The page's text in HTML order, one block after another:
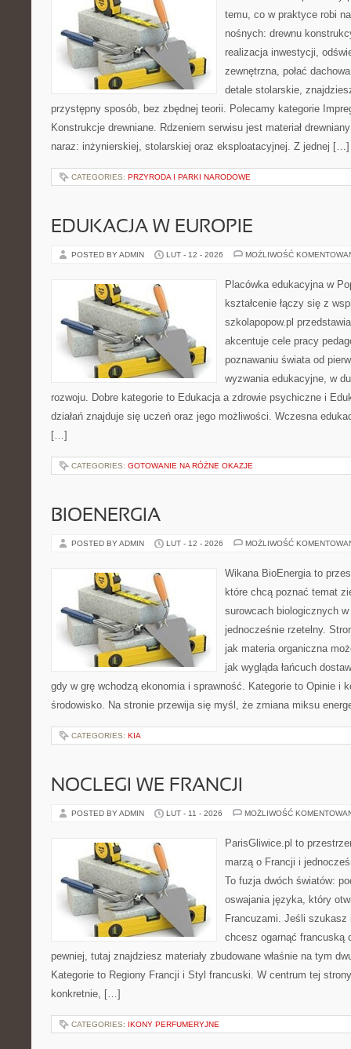
temu, co w praktyce robi
nośnych: drewnu
realizacja inwestycji,
zewnętrzna, połać
detale stolarskie,
przystępny sposób, bez zbędnej teorii. Polecamy kategorie
Konstrukcje drewniane. Rdzeniem serwisu jest materiał
naraz: inżynierskiej, stolarskiej oraz eksploatacyjnej. Z jednej […]
CATEGORIES: PRZYRODA I PARKI NARODOWE
EDUKACJA W EUROPIE
POSTED BY ADMIN LUT - 12 - 2026 MOŻLIWOŚĆ
Placówka edukacyjna w
kształcenie łączy się z
szkolapopow.pl
akcentuje cele pracy
poznawaniu świata od
wyzwania edukacyjne, w
rozwoju. Dobre kategorie to Edukacja a zdrowie psychiczne i
działań znajduje się uczeń oraz jego możliwości. Wczesna
[…]
CATEGORIES: GOTOWANIE NA RÓŻNE OKAZJE
BIOENERGIA
POSTED BY ADMIN LUT - 12 - 2026 MOŻLIWOŚĆ
Wikana BioEnergia to
które chcą poznać temat
surowcach biologicznych
jednocześnie rzetelny.
jak materia organiczna
jak wygląda łańcuch
gdy w grę wchodzą ekonomia i sprawność. Kategorie to Opinie i
środowisko. Na stronie przewija się myśl, że zmiana miksu
CATEGORIES: KIA
NOCLEGI WE FRANCJI
POSTED BY ADMIN LUT - 11 - 2026 MOŻLIWOŚĆ
ParisGliwice.pl to
marzą o Francji i
To fuzja dwóch światów:
oswajania języka, który
Francuzami. Jeśli
chcesz ogarnąć francuską
pewniej, tutaj znajdziesz materiały zbudowane właśnie na tym
Kategorie to Regiony Francji i Styl francuski. W centrum tej
konkretnie, […]
CATEGORIES: IKONY PERFUMERYJNE